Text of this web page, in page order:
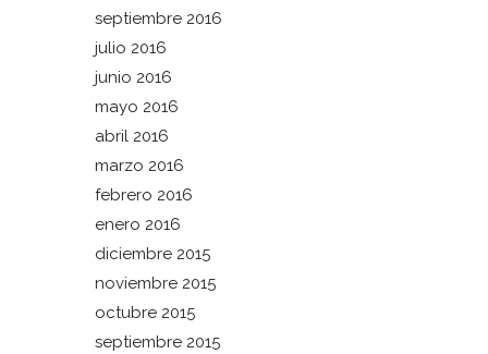
septiembre 2016
julio 2016
junio 2016
mayo 2016
abril 2016
marzo 2016
febrero 2016
enero 2016
diciembre 2015
noviembre 2015
octubre 2015
septiembre 2015